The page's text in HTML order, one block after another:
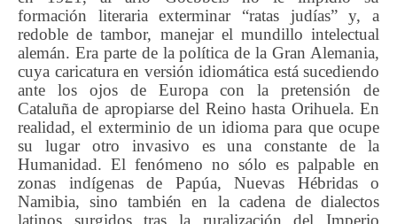
formación literaria exterminar “ratas judías” y, a
redoble de tambor, manejar el mundillo intelectual
alemán. Era parte de la política de la Gran Alemania,
cuya caricatura en versión idiomática está sucediendo
ante los ojos de Europa con la pretensión de
Cataluña de apropiarse del Reino hasta Orihuela. En
realidad, el exterminio de un idioma para que ocupe
su lugar otro invasivo es una constante de la
Humanidad. El fenómeno no sólo es palpable en
zonas indígenas de Papúa, Nuevas Hébridas o
Namibia, sino también en la cadena de dialectos
latinos surgidos tras la ruralización del Imperio